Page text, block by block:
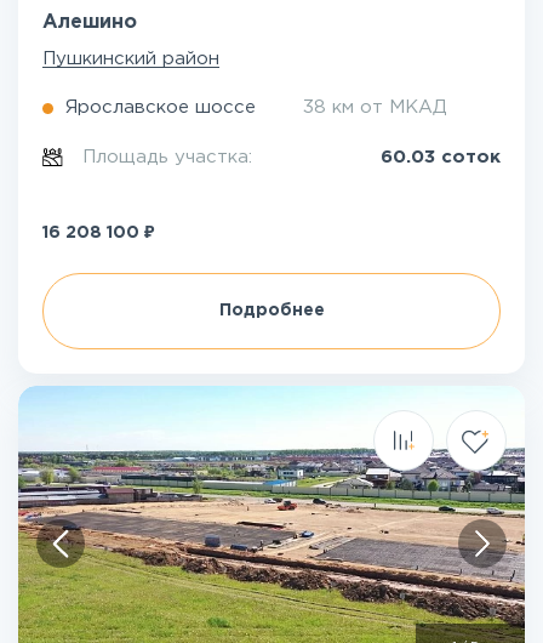
Алешино
Пушкинский район
Ярославское шоссе 38 км от МКАД
Площадь участка: 60.03 соток
16 208 100 ₽
Подробнее